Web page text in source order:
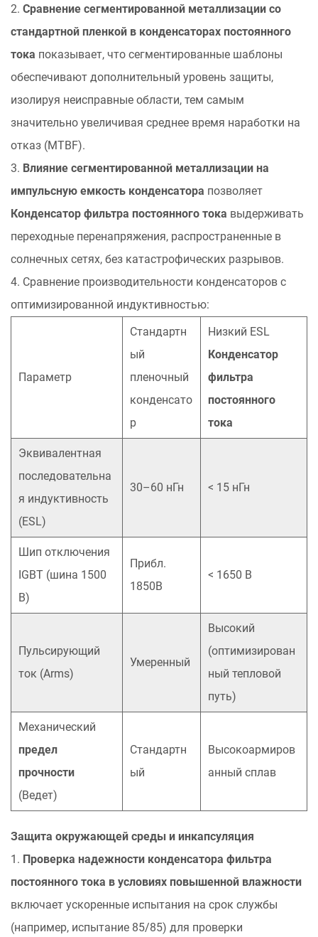
2. Сравнение сегментированной металлизации со
стандартной пленкой в конденсаторах постоянного
тока показывает, что сегментированные шаблоны
обеспечивают дополнительный уровень защиты,
изолируя неисправные области, тем самым
значительно увеличивая среднее время наработки на
отказ (MTBF).
3. Влияние сегментированной металлизации на
импульсную емкость конденсатора позволяет
Конденсатор фильтра постоянного тока выдерживать
переходные перенапряжения, распространенные в
солнечных сетях, без катастрофических разрывов.
4. Сравнение производительности конденсаторов с
оптимизированной индуктивностью:
Параметр
Стандартн
ый
пленочный
конденсато
р
Низкий ESL
Конденсатор
фильтра
постоянного
тока
Эквивалентная
последовательна
я индуктивность
(ESL)
30–60 нГн < 15 нГн
Шип отключения
IGBT (шина 1500
В)
Прибл.
1850В
< 1650 В
Пульсирующий
ток (Arms)
Умеренный
Высокий
(оптимизирован
ный тепловой
путь)
Механический
предел
прочности
(Ведет)
Стандартн
ый
Высокоармиров
анный сплав
Защита окружающей среды и инкапсуляция
1. Проверка надежности конденсатора фильтра
постоянного тока в условиях повышенной влажности
включает ускоренные испытания на срок службы
(например, испытание 85/85) для проверки